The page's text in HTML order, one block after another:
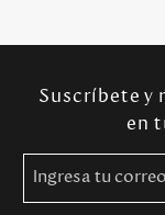
Suscríbete y
en